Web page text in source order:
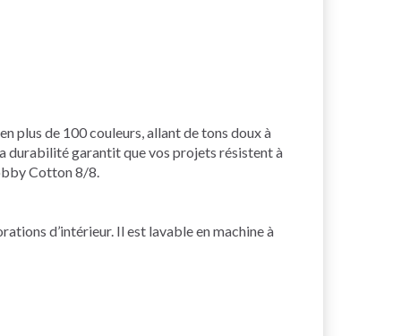
plus de 100 couleurs, allant de tons doux à
durabilité garantit que vos projets résistent à
Cotton 8/8.
d’intérieur. Il est lavable en machine à